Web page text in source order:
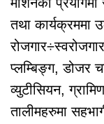
तथा कार्यक्रममा
प्लम्बिङ्ग, डोजर
व्युटीसियन,
तालीमहरुमा